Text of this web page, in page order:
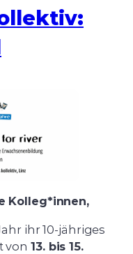
Kolleg*innen,
ihr 10-jähriges
von 13. bis 15.